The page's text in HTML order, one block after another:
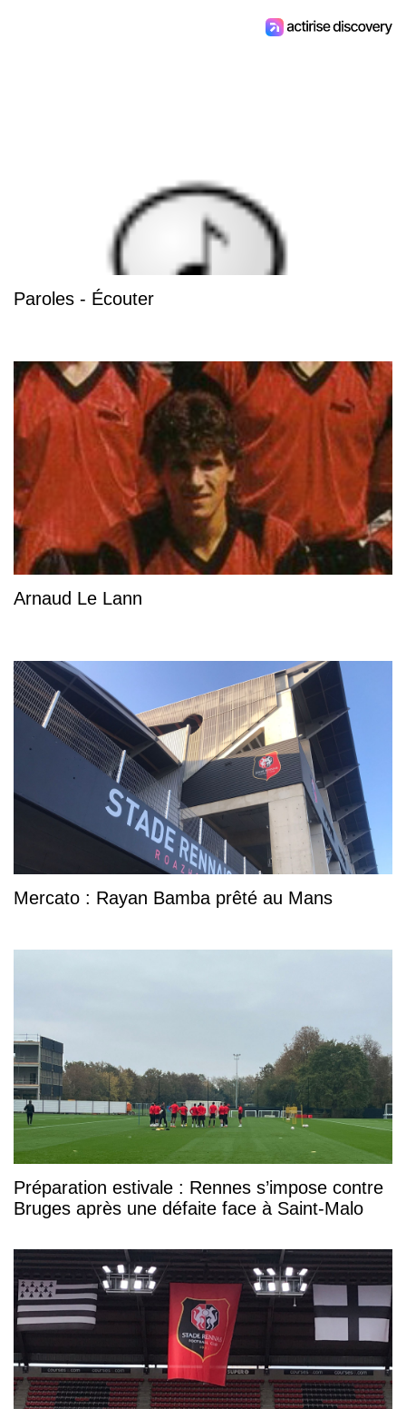
Paroles - Écouter
Arnaud Le Lann
Mercato : Rayan Bamba prêté au Mans
Préparation estivale : Rennes s’impose contre
Bruges après une défaite face à Saint-Malo